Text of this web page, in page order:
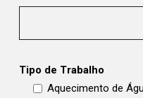
Tipo de Trabalho
Aquecimento de